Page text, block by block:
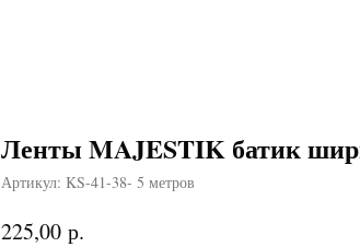
Ленты MAJESTIK батик
Артикул: KS-41-38- 5 метров
225,00 р.